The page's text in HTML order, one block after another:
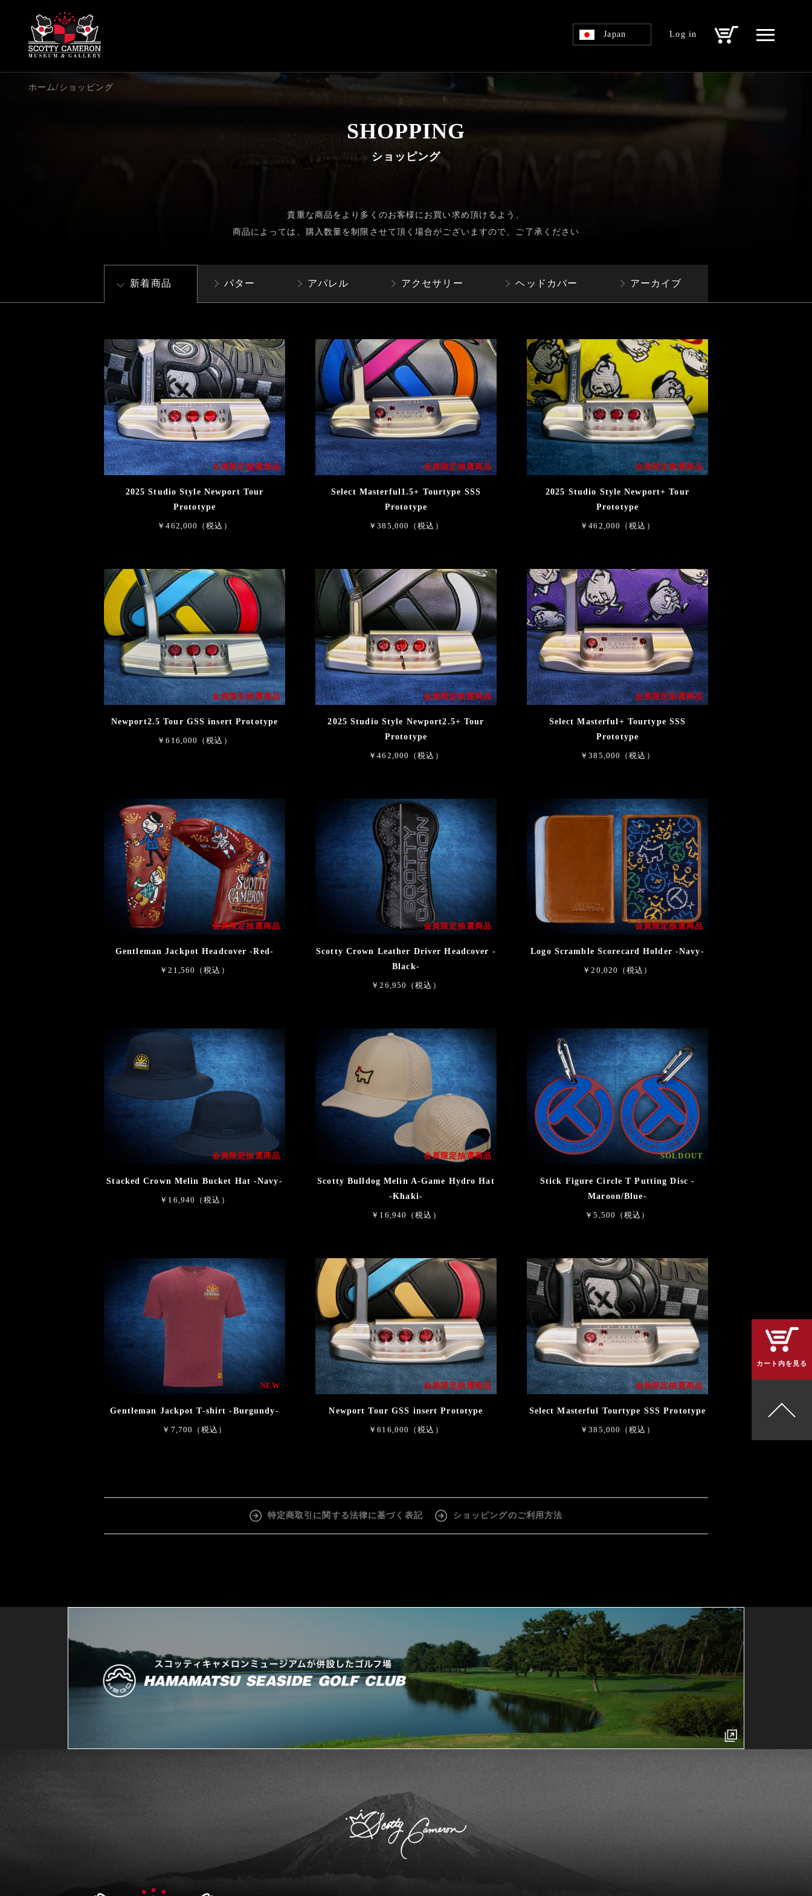
Japan Log in
カート内を見る
ホーム/ショッピング
SHOPPING
ショッピング
貴重な商品をより多くのお客様にお買い求め頂けるよう、
商品によっては、購入数量を制限させて頂く場合がございますので、ご了承ください
新着商品 パター アパレル アクセサリー ヘッドカバー アーカイブ
会員限定抽選商品
2025 Studio Style Newport Tour
Prototype
￥462,000（税込）
会員限定抽選商品
Select Masterful1.5+ Tourtype SSS
Prototype
￥385,000（税込）
会員限定抽選商品
2025 Studio Style Newport+ Tour
Prototype
￥462,000（税込）
会員限定抽選商品
Newport2.5 Tour GSS insert Prototype
￥616,000（税込）
会員限定抽選商品
2025 Studio Style Newport2.5+ Tour
Prototype
￥462,000（税込）
会員限定抽選商品
Select Masterful+ Tourtype SSS
Prototype
￥385,000（税込）
会員限定抽選商品
Gentleman Jackpot Headcover -Red-
￥21,560（税込）
会員限定抽選商品
Scotty Crown Leather Driver Headcover -
Black-
￥26,950（税込）
会員限定抽選商品
Logo Scramble Scorecard Holder -Navy-
￥20,020（税込）
会員限定抽選商品
Stacked Crown Melin Bucket Hat -Navy-
￥16,940（税込）
会員限定抽選商品
Scotty Bulldog Melin A-Game Hydro Hat
-Khaki-
￥16,940（税込）
SOLDOUT
Stick Figure Circle T Putting Disc -
Maroon/Blue-
￥5,500（税込）
NEW
Gentleman Jackpot T-shirt -Burgundy-
￥7,700（税込）
会員限定抽選商品
Newport Tour GSS insert Prototype
￥616,000（税込）
会員限定抽選商品
Select Masterful Tourtype SSS Prototype
￥385,000（税込）
特定商取引に関する法律に基づく表記 ショッピングのご利用方法